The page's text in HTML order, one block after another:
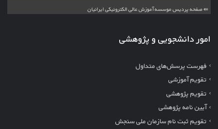
⇚ صفحه پردیس موسسه آموزش عالی الکترونیکی ایرانیان
امور دانشجویی و پژوهشی
فهرست پرسش‌های متداول
تقویم آموزشی
تقویم پژوهشی
آیین نامه پژوهشی
تقویم ثبت نام سازمان ملی سنجش